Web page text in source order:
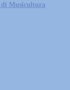
di Musicultura